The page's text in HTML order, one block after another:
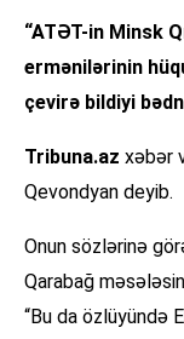
“ATƏT-in Minsk
ermənilərinin
çevirə bildiyi
Tribuna.az xəbər
Qevondyan deyib.
Onun sözlərinə
Qarabağ
“Bu da özlüyündə